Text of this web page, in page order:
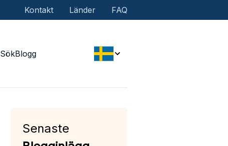
Kontakt Länder FAQ
SökBlogg
Senaste